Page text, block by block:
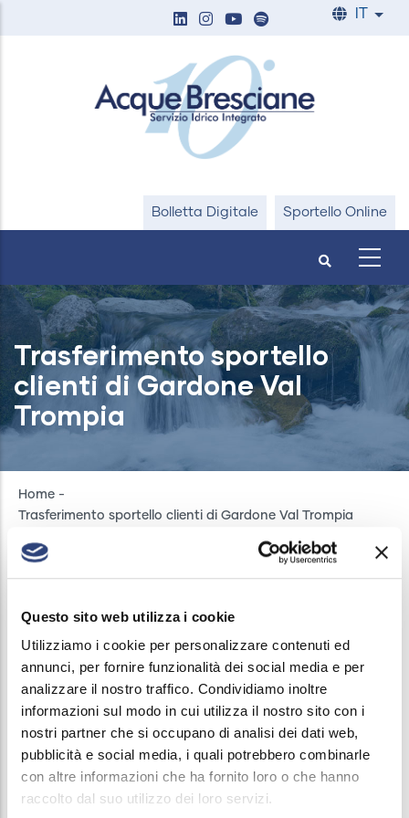
Questo sito web utilizza i cookie
Utilizziamo i cookie per personalizzare contenuti ed
annunci, per fornire funzionalità dei social media e per
analizzare il nostro traffico. Condividiamo inoltre
informazioni sul modo in cui utilizza il nostro sito con i
nostri partner che si occupano di analisi dei dati web,
pubblicità e social media, i quali potrebbero combinarle
con altre informazioni che ha fornito loro o che hanno
raccolto dal suo utilizzo dei loro servizi.
List
Bolletta Digitale Sportello Online
Trasferimento sportello
clienti di Gardone Val
Trompia
Breadcrumb
Home -
Trasferimento sportello clienti di Gardone Val Trompia
GARDONE VAL TROMPIA
Lo Sportello clienti di Gardone Val Trompia,
riservato ai soli ex utenti di ASVT e ai residenti della
Valle Trompia, resterà chiuso per trasferimento da
lunedì 15/07 a lunedì 22/07. Lo Sportello riaprirà
martedì 23/07 nella nuova sede in Via Goffredo